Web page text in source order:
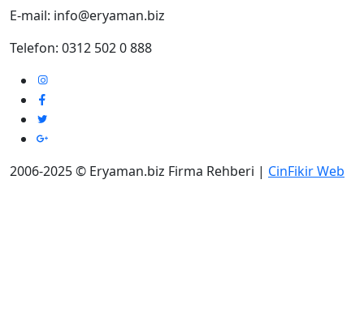
E-mail: info@eryaman.biz
Telefon: 0312 502 0 888
2006-2025 © Eryaman.biz Firma Rehberi | CinFikir Web